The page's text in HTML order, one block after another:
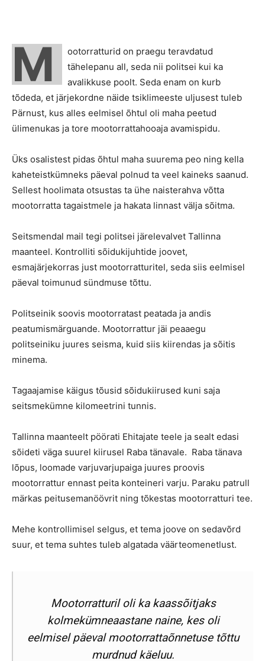
M
ootorratturid on praegu teravdatud
tähelepanu all, seda nii politsei kui ka
avalikkuse poolt. Seda enam on kurb
tõdeda, et järjekordne näide tsiklimeeste uljusest tuleb
Pärnust, kus alles eelmisel õhtul oli maha peetud
ülimenukas ja tore mootorrattahooaja avamispidu.
Üks osalistest pidas õhtul maha suurema peo ning kella
kaheteistkümneks päeval polnud ta veel kaineks saanud.
Sellest hoolimata otsustas ta ühe naisterahva võtta
mootorratta tagaistmele ja hakata linnast välja sõitma.
Seitsmendal mail tegi politsei järelevalvet Tallinna
maanteel. Kontrolliti sõidukijuhtide joovet,
esmajärjekorras just mootorratturitel, seda siis eelmisel
päeval toimunud sündmuse tõttu.
Politseinik soovis mootorratast peatada ja andis
peatumismärguande. Mootorrattur jäi peaaegu
politseiniku juures seisma, kuid siis kiirendas ja sõitis
minema.
Tagaajamise käigus tõusid sõidukiirused kuni saja
seitsmekümne kilomeetrini tunnis.
Tallinna maanteelt pöörati Ehitajate teele ja sealt edasi
sõideti väga suurel kiirusel Raba tänavale. Raba tänava
lõpus, loomade varjuvarjupaiga juures proovis
mootorrattur ennast peita konteineri varju. Paraku patrull
märkas peitusemanöövrit ning tõkestas mootorratturi tee.
Mehe kontrollimisel selgus, et tema joove on sedavõrd
suur, et tema suhtes tuleb algatada väärteomenetlust.
Mootorratturil oli ka kaassõitjaks
kolmekümneaastane naine, kes oli
eelmisel päeval mootorrattaõnnetuse tõttu
murdnud käeluu.